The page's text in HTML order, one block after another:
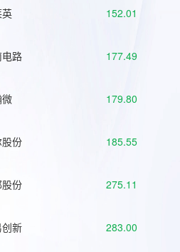
152.01
路 177.49
179.80
份 185.55
份 275.11
新 283.00